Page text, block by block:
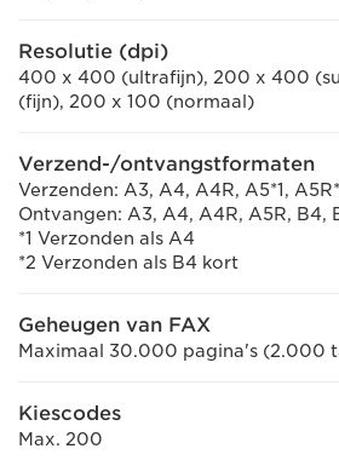
Resolutie (dpi)
400 x 400 (ultrafijn), 200 x 400
(fijn), 200 x 100 (normaal)
Verzend-/ontvangstformaten
Verzenden: A3, A4, A4R, A5*1,
Ontvangen: A3, A4, A4R, A5R, B4,
*1 Verzonden als A4
*2 Verzonden als B4 kort
Geheugen van FAX
Maximaal 30.000 pagina's (2.000
Kiescodes
Max. 200